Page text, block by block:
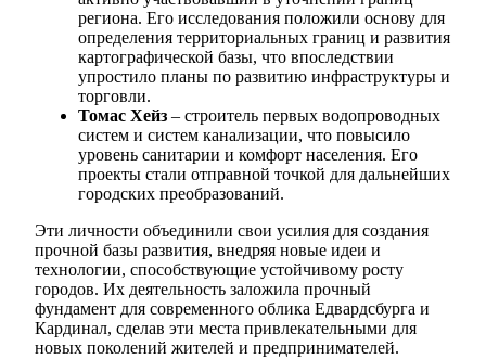
региона. Его исследования положили основу для
определения территориальных границ и развития
картографической базы, что впоследствии
упростило планы по развитию инфраструктуры и
торговли.
Томас Хейз – строитель первых водопроводных
систем и систем канализации, что повысило
уровень санитарии и комфорт населения. Его
проекты стали отправной точкой для дальнейших
городских преобразований.
Эти личности объединили свои усилия для создания
прочной базы развития, внедряя новые идеи и
технологии, способствующие устойчивому росту
городов. Их деятельность заложила прочный
фундамент для современного облика Едвардсбурга и
Кардинал, сделав эти места привлекательными для
новых поколений жителей и предпринимателей.